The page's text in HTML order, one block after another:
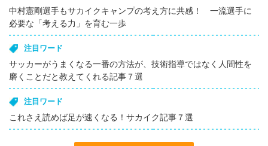
中村憲剛選手もサカイクキャンプの考え方に共感！ 一流選手に
必要な「考える力」を育む一歩
注目ワード
サッカーがうまくなる一番の方法が、技術指導ではなく人間性を
磨くことだと教えてくれる記事７選
注目ワード
これさえ読めば足が速くなる！サカイク記事７選